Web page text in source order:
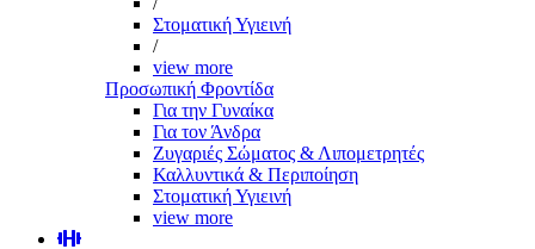
Στοματική Υγιεινή
/
view more
Προσωπική Φροντίδα
Για την Γυναίκα
Για τον Άνδρα
Ζυγαριές Σώματος & Λιπομετρητές
Καλλυντικά & Περιποίηση
Στοματική Υγιεινή
view more